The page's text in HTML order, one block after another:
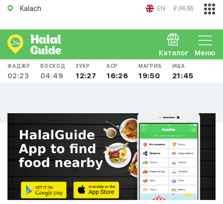
Kalach EN ₽ (RUB)
Меню
Каталог
ФАДЖР
02:23
ВОСХОД
04:49
ЗУХР
12:27
АСР
16:26
МАГРИБ
19:50
ИША
21:45